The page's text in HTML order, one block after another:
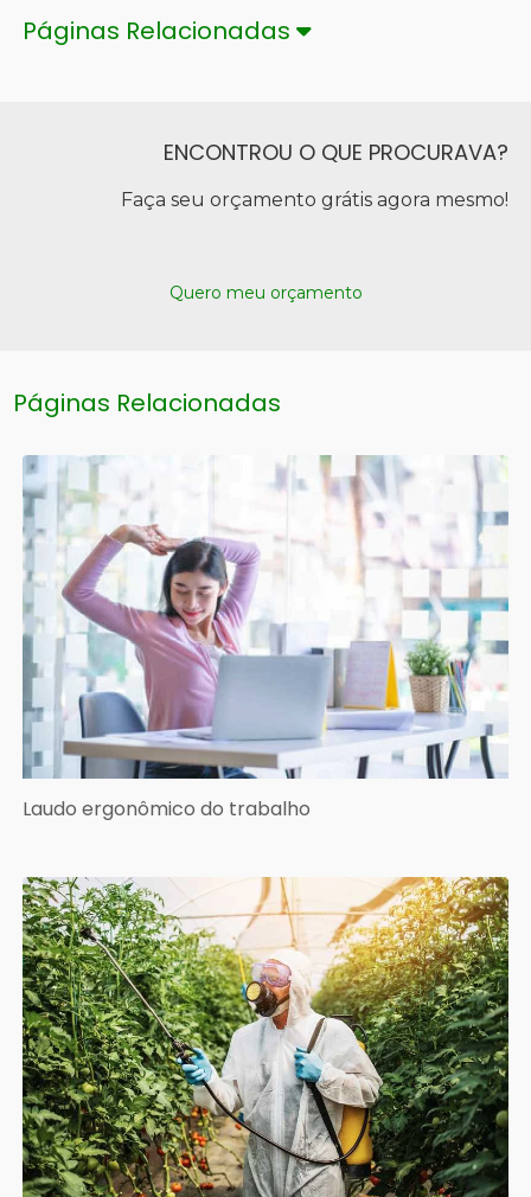
Páginas Relacionadas
ENCONTROU O QUE PROCURAVA?
Faça seu orçamento grátis agora mesmo!
Quero meu orçamento
Páginas Relacionadas
Laudo ergonômico do trabalho